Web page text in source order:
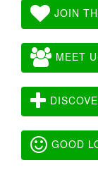
JOIN
MEET
GOOD